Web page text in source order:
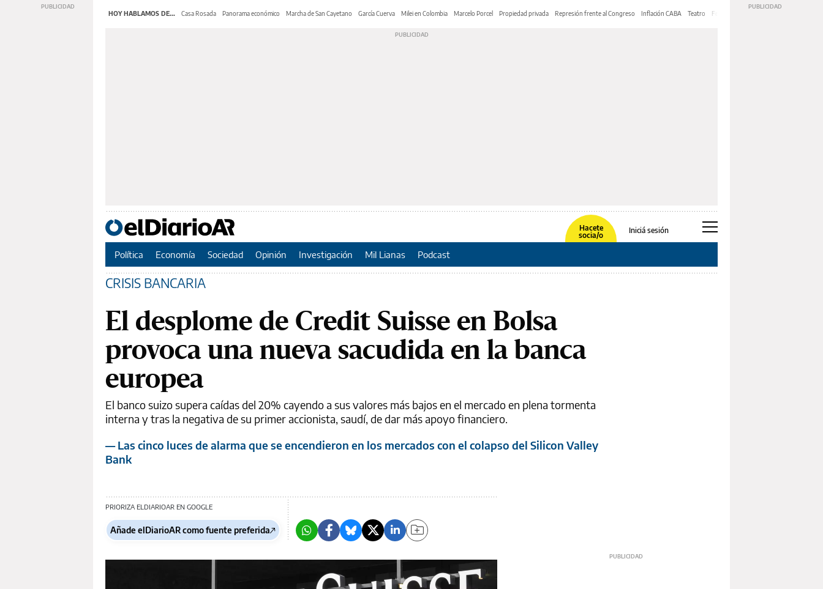
HOY HABLAMOS DE... Casa Rosada Panorama económico Marcha de San Cayetano García Cuerva Milei en Colombia Marcelo Porcel Propiedad privada Represión frente al Congreso Inflación CABA Teatro Feria de Editores
Hacete
socia/o
Iniciá sesión
Política Economía Sociedad Opinión Investigación Mil Lianas Podcast
CRISIS BANCARIA
El desplome de Credit Suisse en Bolsa
provoca una nueva sacudida en la banca
europea
El banco suizo supera caídas del 20% cayendo a sus valores más bajos en el mercado en plena tormenta
interna y tras la negativa de su primer accionista, saudí, de dar más apoyo financiero.
— Las cinco luces de alarma que se encendieron en los mercados con el colapso del Silicon Valley
Bank
PRIORIZA ELDIARIOAR EN GOOGLE
Añade elDiarioAR como fuente preferida